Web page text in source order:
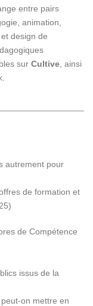
entre pairs
animation,
design de
sur Cultive , ainsi
autrement pour
de formation et
de Compétence
issus de la
on mettre en